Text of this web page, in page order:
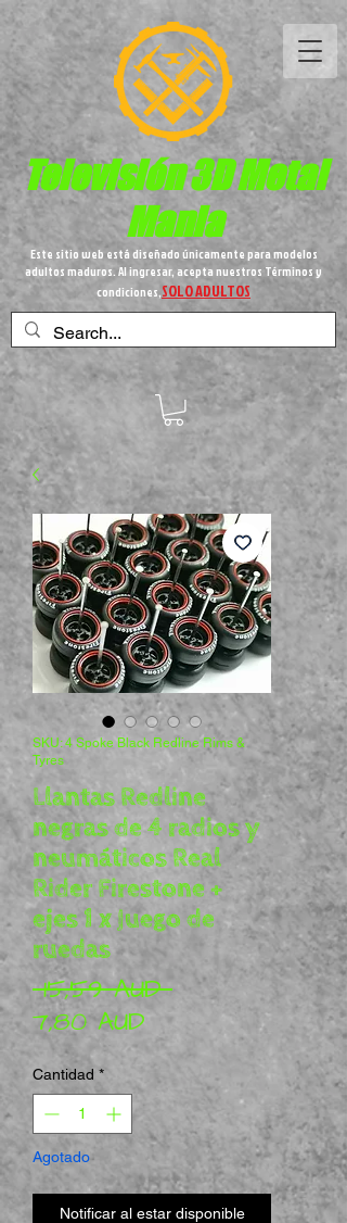
Televisión 3DMetal
Mania
Este sitio web está diseñado únicamente para modelos
adultos maduros. Al ingresar, acepta nuestros Términos y
condiciones,SOLO ADULTOS
SKU: 4 Spoke Black Redline Rims &
Tyres
Llantas Redline
negras de 4 radios y
neumáticos Real
Rider Firestone +
ejes 1 x Juego de
ruedas
15,59 AUD Precio
7,80 AUDPrecio de oferta
Cantidad *
Agotado
Notificar al estar disponible